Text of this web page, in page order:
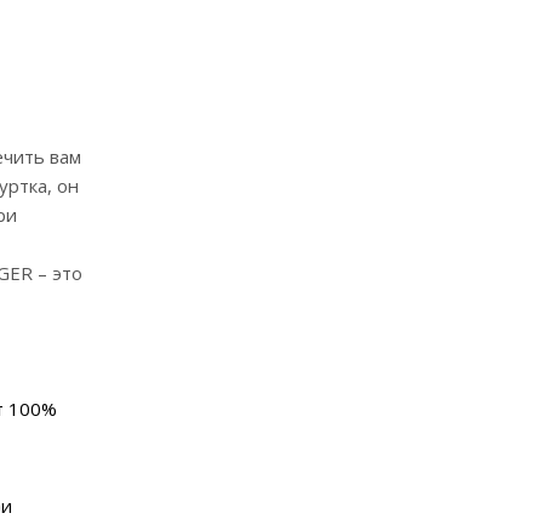
вам
он
– это
100%